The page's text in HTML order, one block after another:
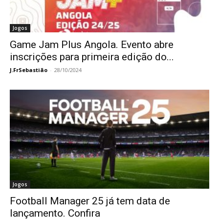
Jogos
Game Jam Plus Angola. Evento abre
inscrições para primeira edição do...
J.FrSebastião - 28/10/2024
Jogos
Football Manager 25 já tem data de
lançamento. Confira